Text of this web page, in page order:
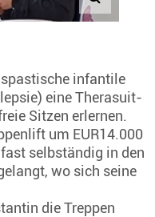
infantile
eine Therasuit-
Sitzen erlernen.
um EUR14.000
selbständig in den
wo sich seine
die Treppen